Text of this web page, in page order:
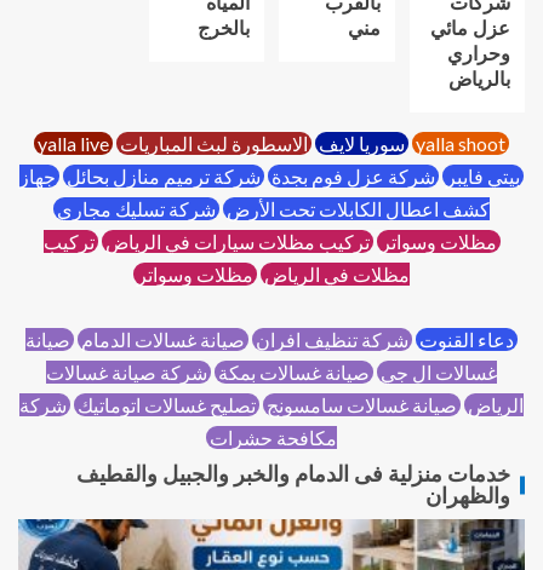
عزل مائي
وحراري
بالرياض
مني
بالخرج
yalla shoot سوريا لايفالاسطورة لبث المبارياتyalla live
بيتي فايبرشركة عزل فوم بجدةشركة ترميم منازل بحائلجهاز
كشف اعطال الكابلات تحت الأرضشركة تسليك مجاري
مظلات وسواترتركيب مظلات سيارات في الرياضتركيب
مظلات في الرياضمظلات وسواتر
دعاء القنوتشركة تنظيف افرانصيانة غسالات الدمامصيانة
غسالات ال جيصيانة غسالات بمكةشركة صيانة غسالات
الرياضصيانة غسالات سامسونجتصليح غسالات اتوماتيكشركة
مكافحة حشرات
خدمات منزلية فى الدمام والخبر والجبيل والقطيف
والظهران